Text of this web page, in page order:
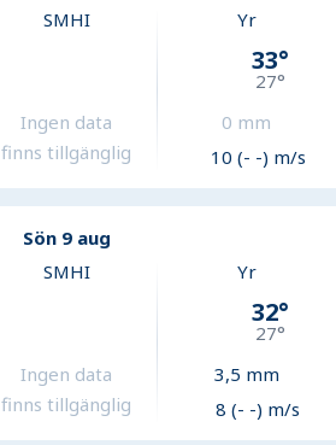
SMHI
Ingen data
finns tillgänglig
Yr
33°
27°
0 mm
10 (- -) m/s
Sön 9 aug
SMHI
Ingen data
finns tillgänglig
Yr
32°
27°
3,5 mm
8 (- -) m/s